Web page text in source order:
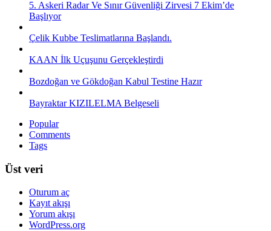
5. Askeri Radar Ve Sınır Güvenliği Zirvesi 7 Ekim’de
Başlıyor
Çelik Kubbe Teslimatlarına Başlandı.
KAAN İlk Uçuşunu Gerçekleştirdi
Bozdoğan ve Gökdoğan Kabul Testine Hazır
Bayraktar KIZILELMA Belgeseli
Popular
Comments
Tags
Üst veri
Oturum aç
Kayıt akışı
Yorum akışı
WordPress.org